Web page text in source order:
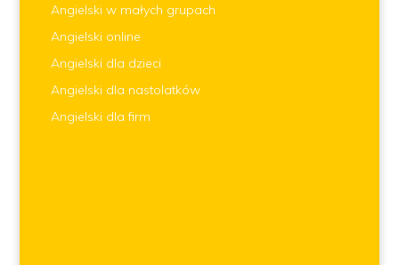
Angielski w małych grupach
Angielski online
Angielski dla dzieci
Angielski dla nastolatków
Angielski dla firm